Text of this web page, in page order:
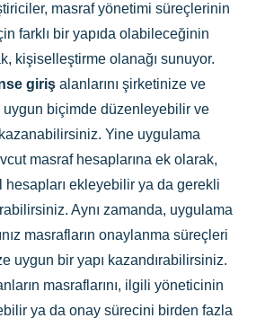
masraf yönetimi süreçlerinin
farklı bir yapıda olabileceğinin
kişiselleştirme olanağı sunuyor.
girişalanlarını şirketinize ve
biçimde düzenleyebilir ve
Yine uygulama
masraf hesaplarına ek olarak,
hesapları ekleyebilir ya da gerekli
Aynı zamanda, uygulama
masrafların onaylanma süreçleri
uygun bir yapı kazandırabilirsiniz.
masraflarını, ilgili yöneticinin
ya da onay sürecini birden fazla